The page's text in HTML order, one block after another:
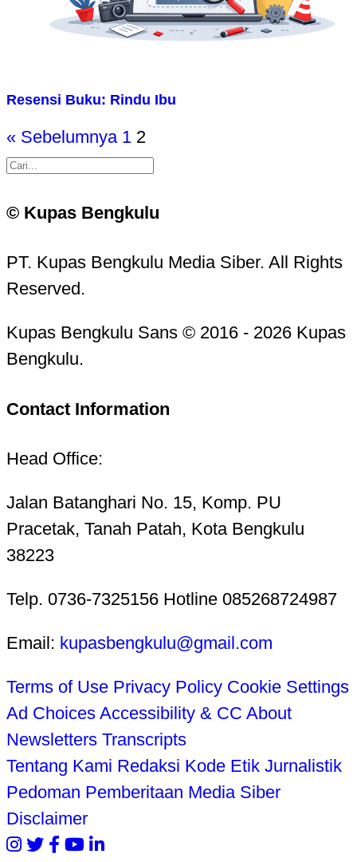
Resensi Buku: Rindu Ibu
« Sebelumnya 1 2
© Kupas Bengkulu
PT. Kupas Bengkulu Media Siber. All Rights
Reserved.
Kupas Bengkulu Sans © 2016 - 2026 Kupas
Bengkulu.
Contact Information
Head Office:
Jalan Batanghari No. 15, Komp. PU
Pracetak, Tanah Patah, Kota Bengkulu
38223
Telp. 0736-7325156 Hotline 085268724987
Email: kupasbengkulu@gmail.com
Terms of Use Privacy Policy Cookie Settings
Ad Choices Accessibility & CC About
Newsletters Transcripts
Tentang Kami Redaksi Kode Etik Jurnalistik
Pedoman Pemberitaan Media Siber
Disclaimer